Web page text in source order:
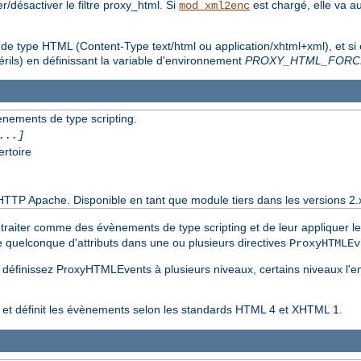
désactiver le filtre proxy_html. Si mod_xml2enc est chargé, elle va
type HTML (Content-Type text/html ou application/xhtml+xml), et
en définissant la variable d'environnement
de type scripting.
...]
Apache. Disponible en tant que module tiers dans les versions
comme des évènements de type scripting et de leur appliquer
d'attributs dans une ou plusieurs directives
ProxyHTMLEvents à plusieurs niveaux, certains niveaux
définit les évènements selon les standards HTML 4 et XHTML 1.